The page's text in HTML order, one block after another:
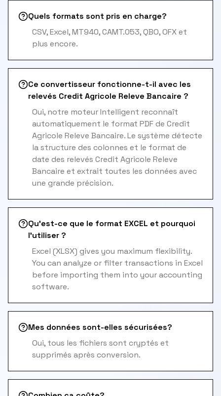
Quels formats sont pris en charge?
CSV, Excel, MT940, CAMT.053, QBO, OFX et
plus encore.
Ce convertisseur fonctionne-t-il avec les
relevés Credit Agricole Releve Bancaire ?
Oui, notre moteur Intelligent reconnaît
automatiquement le format PDF de Credit
Agricole Releve Bancaire. Le système détecte
la structure des colonnes et le format de
date des relevés Credit Agricole Releve
Bancaire et extrait toutes les données avec
une grande précision.
Qu'est-ce que le format EXCEL et pourquoi
l'utiliser ?
Excel (XLSX) gives you maximum flexibility.
You can analyze or filter transactions in Excel
before importing them into your accounting
software.
Mes données sont-elles sécurisées?
Oui, tous les fichiers sont cryptés et
supprimés après conversion.